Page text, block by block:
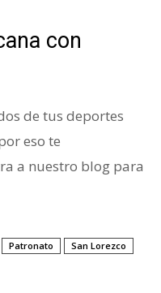
con
de tus deportes
eso te
a nuestro blog para
Patronato
San Lorezco